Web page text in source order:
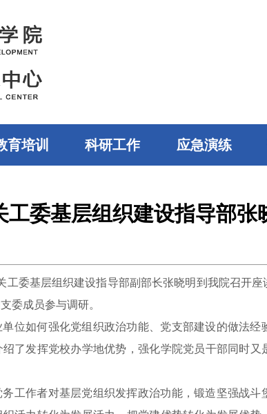
育培训 科研工作 应急演练
工委基层组织建设指导部张
工委基层组织建设指导部副部长张晓明到我院召开
委成员参与调研。
位如何强化党组织政治功能、党支部建设的做法
了发挥党校办学地优势，强化学院党员干部同时
工作者对基层党组织发挥政治功能，锻造坚强战